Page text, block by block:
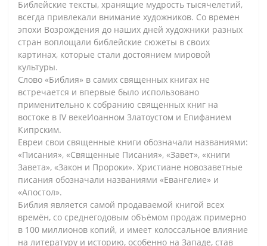
Библейские тексты, хранящие мудрость тысячелетий,
всегда привлекали внимание художников. Со времен
эпохи Возрождения до наших дней художники разных
стран воплощали библейские сюжеты в своих
картинах, которые стали достоянием мировой
культуры.
Слово «Библия» в самих священных книгах не
встречается и впервые было использовано
применительно к собранию священных книг на
востоке в IV векеИоанном Златоустом и Епифанием
Кипрским.
Евреи свои священные книги обозначали названиями:
«Писания», «Священные Писания», «Завет», «книги
Завета», «Закон и Пророки». Христиане новозаветные
писания обозначали названиями «Евангелие» и
«Апостол».
Библия является самой продаваемой книгой всех
времён, со среднегодовым объёмом продаж примерно
в 100 миллионов копий, и имеет колоссальное влияние
на литературу и историю, особенно на Западе, став